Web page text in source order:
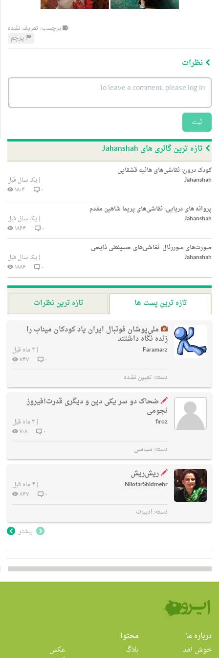
برچسب: تعریف نشده
پرچم
نظرات
ثبت
تازه ترین گالری های Jahanshah
کودک درون: نقاشی‌های هانیه قشقایی
Jahanshah
| یک سال قبل
۰
۱۸۰۴
پروانه های دریایی: نقاشی‌های پریما شاهین مقدم
Jahanshah
| یک سال قبل
۰
۱۸۶۴
صورت‌های سوررئال: نقاشی‌های حسینعلی ذابحی
Jahanshah
| یک سال قبل
۰
۱۸۸۶
تازه ترین پست ها
تازه ترین نظرات
ملی‌پوشان فوتبال ایران یاد کودکان میناب را
زنده نگاه داشتند
Faramarz
| ۴ ماه قبل
۰
۷۴۷
دسته: تعیین نشده
ضحاک دو سر یکی دین و دیگری قدرت!فیروز
نجومی
firoz
| ۴ ماه قبل
۰
۷۰۸
دسته:سیاسی
ریش‌ریش
NilofarShidmehr
| ۴ ماه قبل
۰
۸۴۷
دسته:ادبیات
بیشتر
درباره ما
خوش آمد
محتوا
بلاگ
عکس